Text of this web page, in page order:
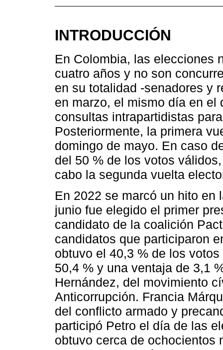
INTRODUCCIÓN
En Colombia, las elecciones
cuatro años y no son
en su totalidad -senadores y
en marzo, el mismo día en el
consultas intrapartidistas
Posteriormente, la primera
domingo de mayo. En caso
del 50 % de los votos
cabo la segunda vuelta
En 2022 se marcó un hito
junio fue elegido el primer
candidato de la coalición
candidatos que participaron
obtuvo el 40,3 % de los
50,4 % y una ventaja de 3,1
Hernández, del movimiento
Anticorrupción. Francia
del conflicto armado y
participó Petro el día de las
obtuvo cerca de ochocientos